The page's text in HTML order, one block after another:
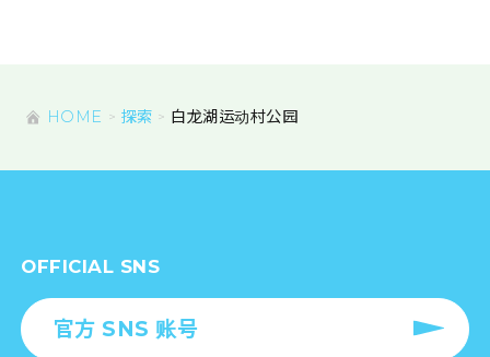
HOME 探索 白龙湖运动村公园
OFFICIAL SNS
官方 SNS 账号